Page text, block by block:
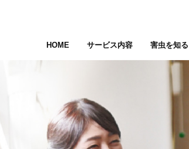
HOME サービス内容 害虫を知る